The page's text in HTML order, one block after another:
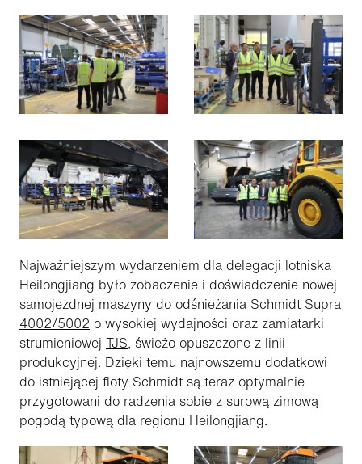
Najważniejszym wydarzeniem dla delegacji lotniska
Heilongjiang było zobaczenie i doświadczenie nowej
samojezdnej maszyny do odśnieżania Schmidt Supra
4002/5002 o wysokiej wydajności oraz zamiatarki
strumieniowej TJS, świeżo opuszczone z linii
produkcyjnej. Dzięki temu najnowszemu dodatkowi
do istniejącej floty Schmidt są teraz optymalnie
przygotowani do radzenia sobie z surową zimową
pogodą typową dla regionu Heilongjiang.